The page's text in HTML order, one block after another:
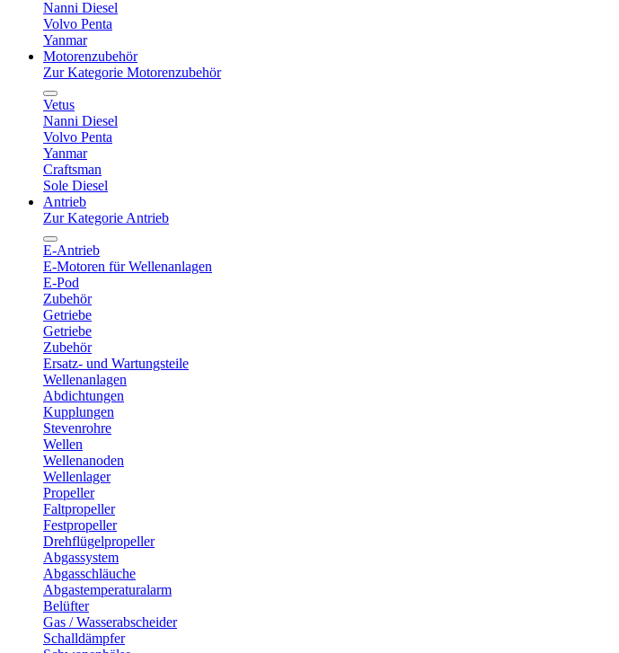
Nanni Diesel
Volvo Penta
Yanmar
Motorenzubehör
Zur Kategorie Motorenzubehör
Vetus
Nanni Diesel
Volvo Penta
Yanmar
Craftsman
Sole Diesel
Antrieb
Zur Kategorie Antrieb
E-Antrieb
E-Motoren für Wellenanlagen
E-Pod
Zubehör
Getriebe
Getriebe
Zubehör
Ersatz- und Wartungsteile
Wellenanlagen
Abdichtungen
Kupplungen
Stevenrohre
Wellen
Wellenanoden
Wellenlager
Propeller
Faltpropeller
Festpropeller
Drehflügelpropeller
Abgassystem
Abgasschläuche
Abgastemperaturalarm
Belüfter
Gas / Wasserabscheider
Schalldämpfer